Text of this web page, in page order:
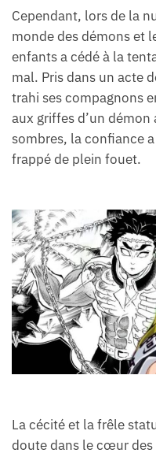
Cependant, lors de la
monde des démons et
enfants a cédé à la
mal. Pris dans un acte
trahi ses compagnons
aux griffes d’un
sombres, la confiance
frappé de plein fouet.
La cécité et la frêle
doute dans le cœur